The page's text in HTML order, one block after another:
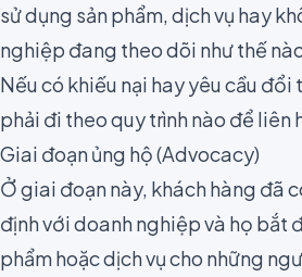
sử dụng sản phẩm, dịch vụ hay
nghiệp đang theo dõi như thế
Nếu có khiếu nại hay yêu cầu
phải đi theo quy trình nào để liên
Giai đoạn ủng hộ (Advocacy)
Ở giai đoạn này, khách hàng đã
định với doanh nghiệp và họ bắt
phẩm hoặc dịch vụ cho những